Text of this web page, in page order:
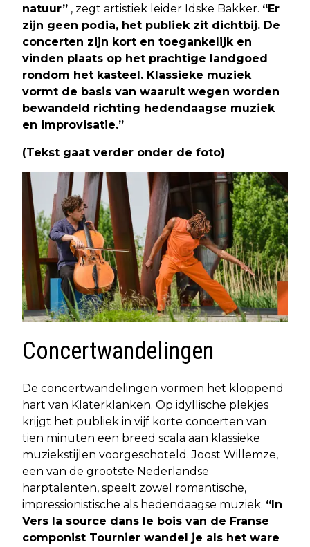
natuur” , zegt artistiek leider Idske Bakker. “Er
zijn geen podia, het publiek zit dichtbij. De
concerten zijn kort en toegankelijk en
vinden plaats op het prachtige landgoed
rondom het kasteel. Klassieke muziek
vormt de basis van waaruit wegen worden
bewandeld richting hedendaagse muziek
en improvisatie.”
(Tekst gaat verder onder de foto)
Concertwandelingen
De concertwandelingen vormen het kloppend
hart van Klaterklanken. Op idyllische plekjes
krijgt het publiek in vijf korte concerten van
tien minuten een breed scala aan klassieke
muziekstijlen voorgeschoteld. Joost Willemze,
een van de grootste Nederlandse
harptalenten, speelt zowel romantische,
impressionistische als hedendaagse muziek. “In
Vers la source dans le bois van de Franse
componist Tournier wandel je als het ware